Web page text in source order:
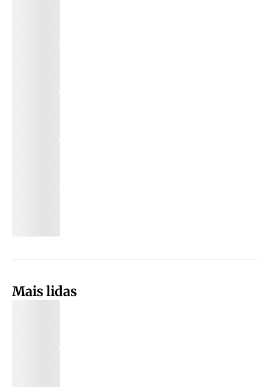
Mais lidas